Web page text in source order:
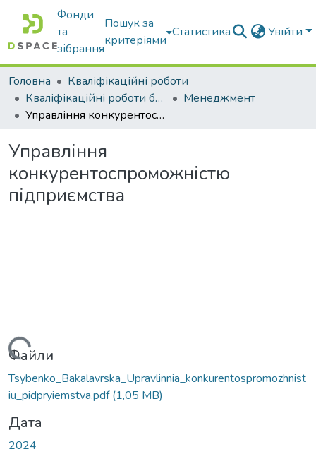
Фонди
та
зібрання
Пошук за
критеріями
Статистика Увійти
Головна
Кваліфікаційні роботи
Кваліфікаційні роботи бакалаврів
Менеджмент
Управління конкурентоспроможністю підприємства
Управління
конкурентоспроможністю
підприємства
Файли
Tsybenko_Bakalavrska_Upravlinnia_konkurentospromozhnist
iu_pidpryiemstva.pdf(1,05 MB)
Дата
2024